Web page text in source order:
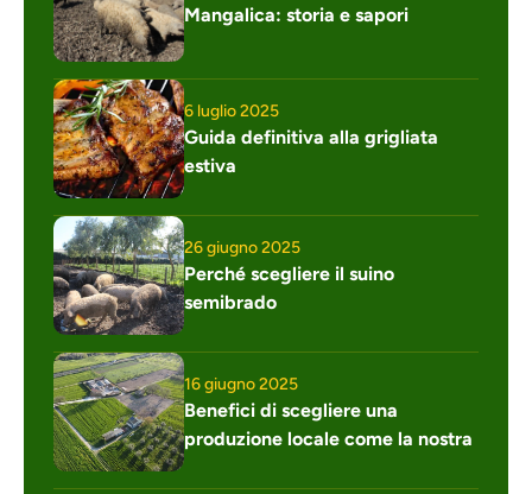
Mangalica: storia e sapori
6 luglio 2025
Guida definitiva alla grigliata
estiva
26 giugno 2025
Perché scegliere il suino
semibrado
16 giugno 2025
Benefici di scegliere una
produzione locale come la nostra